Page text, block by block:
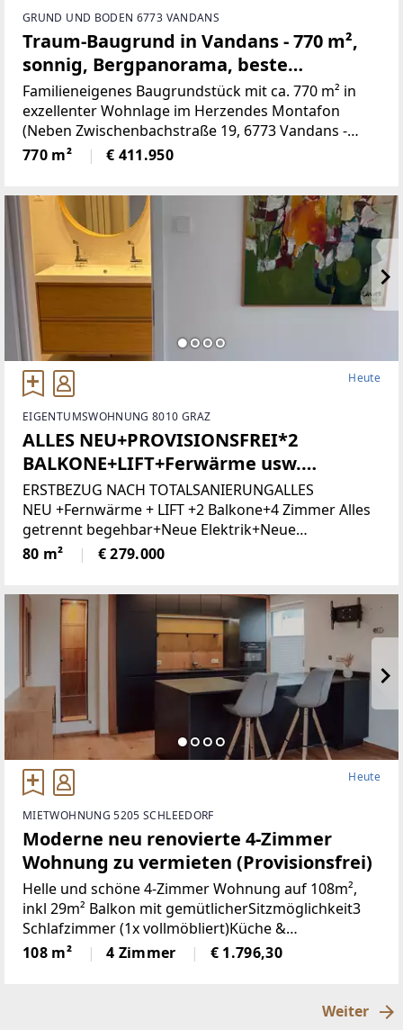
GRUND UND BODEN 6773 VANDANS
Traum-Baugrund in Vandans - 770 m²,
sonnig, Bergpanorama, beste
Infrastruktur! (Provisionsfrei)
Familieneigenes Baugrundstück mit ca. 770 m² in
exzellenter Wohnlage im Herzendes Montafon
(Neben Zwischenbachstraße 19, 6773 Vandans -
Grundstücksnummer129/2)Das Grundstück liegt in
Zone 5 - Wohngebiet und bietet
770 m² € 411.950
Heute
EIGENTUMSWOHNUNG 8010 GRAZ
ALLES NEU+PROVISIONSFREI*2
BALKONE+LIFT+Ferwärme usw.
(Provisionsfrei)
ERSTBEZUG NACH TOTALSANIERUNGALLES
NEU +Fernwärme + LIFT +2 Balkone+4 Zimmer Alles
getrennt begehbar+Neue Elektrik+Neue
Türen+Neues Bad+Neuer Parkett+Neue
80 m² € 279.000
Heute
MIETWOHNUNG 5205 SCHLEEDORF
Moderne neu renovierte 4-Zimmer
Wohnung zu vermieten (Provisionsfrei)
Helle und schöne 4-Zimmer Wohnung auf 108m²,
inkl 29m² Balkon mit gemütlicherSitzmöglichkeit3
Schlafzimmer (1x vollmöbliert)Küche &
Wohnbereich (Küche mit Steinplatte und
hochwertigen Geräten)Badezimmer (neu)WC (neu)2
108 m² 4 Zimmer € 1.796,30
Weiter